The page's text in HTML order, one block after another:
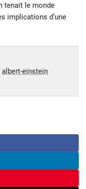
tenait le monde
implications d’une
albert-einstein